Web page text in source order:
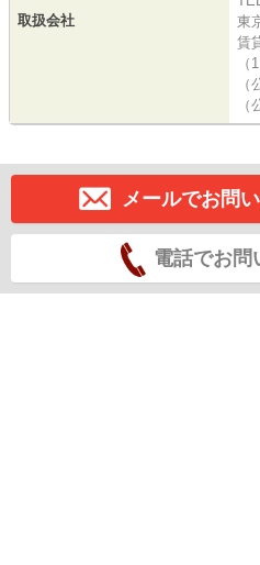
取扱会社
東
賃
メールでお問
電話でお問